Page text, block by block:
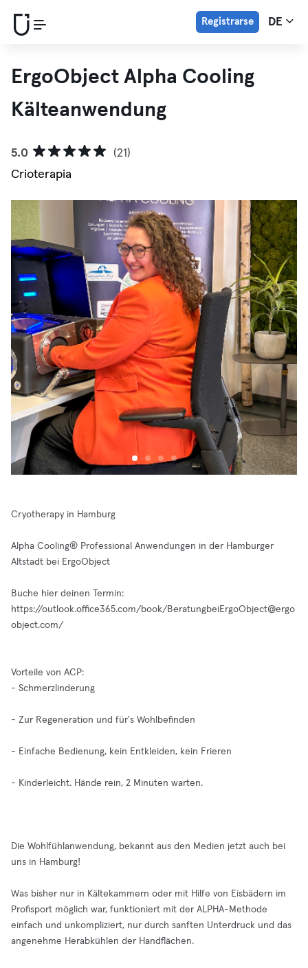
Registrarse DE
ErgoObject Alpha Cooling
Kälteanwendung
5.0
(21)
Crioterapia
Cryotherapy in Hamburg
Alpha Cooling® Professional Anwendungen in der Hamburger
Altstadt bei ErgoObject
Buche hier deinen Termin:
https://outlook.office365.com/book/BeratungbeiErgoObject@ergo
object.com/
Vorteile von ACP:
- Schmerzlinderung
- Zur Regeneration und für's Wohlbefinden
- Einfache Bedienung, kein Entkleiden, kein Frieren
- Kinderleicht. Hände rein, 2 Minuten warten.
Die Wohlfühlanwendung, bekannt aus den Medien jetzt auch bei
uns in Hamburg!
Was bisher nur in Kältekammern oder mit Hilfe von Eisbädern im
Profisport möglich war, funktioniert mit der ALPHA-Methode
einfach und unkompliziert, nur durch sanften Unterdruck und das
angenehme Herabkühlen der Handflächen.